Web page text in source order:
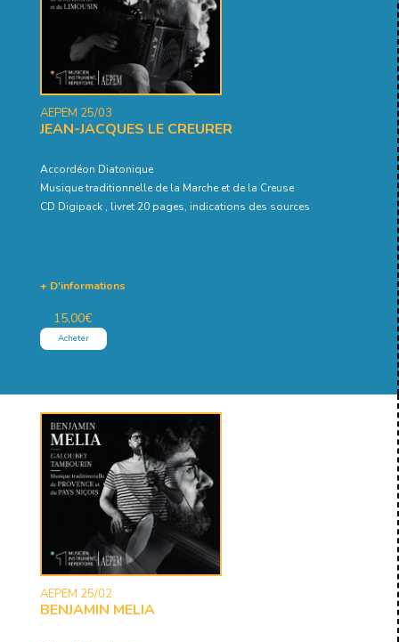
AEPEM 25/03
JEAN-JACQUES LE CREURER
Accordéon Diatonique
Musique traditionnelle de la Marche et de la Creuse
CD Digipack , livret 20 pages, indications des sources
+ D'informations
15,00€
Acheter
AEPEM 25/02
BENJAMIN MELIA